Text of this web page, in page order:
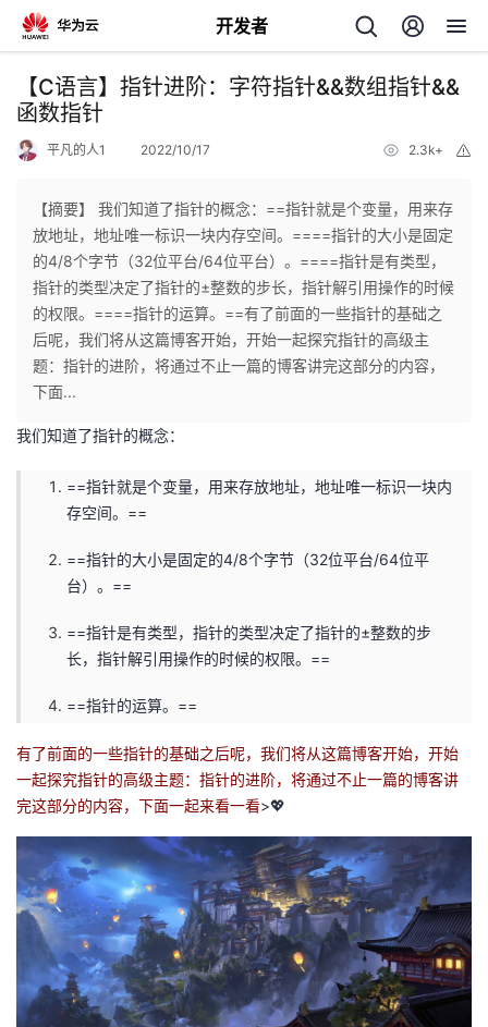
开发者
返
回
个
人
主
我
的
的
我
坛
圈
子
的
直
播
我
的
活
动
我
的
关
注
我
开
的
我
【C语言】指针进阶：字符指针&&数组指针&&
函数指针
平凡的人1 2022/10/17 2.3k+
【摘要】 我们知道了指针的概念：==指针就是个变量，用来存
放地址，地址唯一标识一块内存空间。====指针的大小是固定
的4/8个字节（32位平台/64位平台）。====指针是有类型，
指针的类型决定了指针的±整数的步长，指针解引用操作的时候
的权限。====指针的运算。==有了前面的一些指针的基础之
后呢，我们将从这篇博客开始，开始一起探究指针的高级主
题：指针的进阶，将通过不止一篇的博客讲完这部分的内容，
下面...
我们知道了指针的概念：
==指针就是个变量，用来存放地址，地址唯一标识一块内
存空间。==
==指针的大小是固定的4/8个字节（32位平台/64位平
台）。==
==指针是有类型，指针的类型决定了指针的±整数的步
长，指针解引用操作的时候的权限。==
==指针的运算。==
有了前面的一些指针的基础之后呢，我们将从这篇博客开始，开始
一起探究指针的高级主题：指针的进阶，将通过不止一篇的博客讲
完这部分的内容，下面一起来看一看>💖